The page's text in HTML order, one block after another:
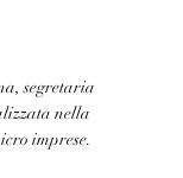
segretaria
nella
imprese.